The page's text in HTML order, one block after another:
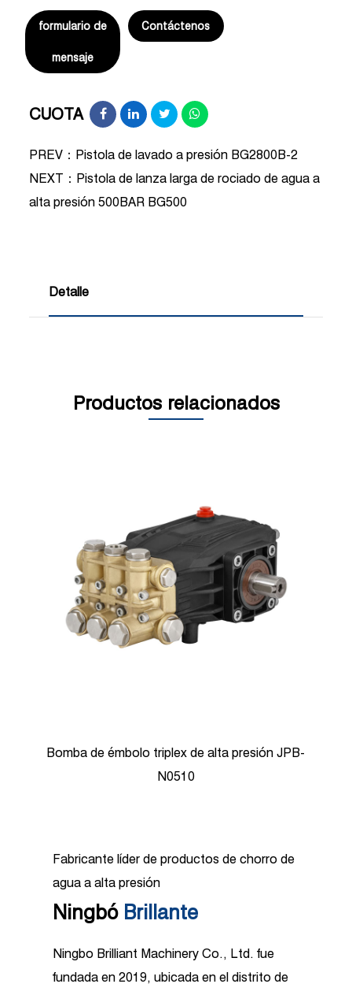
formulario de
mensaje
Contáctenos
CUOTA
PREV：Pistola de lavado a presión BG2800B-2
NEXT： Pistola de lanza larga de rociado de agua a
alta presión 500BAR BG500
Detalle
Productos relacionados
Bombas de émbolo de alta presión JPB-N0818
Fabricante líder de productos de chorro de
agua a alta presión
Ningbó Brillante
Ningbo Brilliant Machinery Co., Ltd. fue
fundada en 2019, ubicada en el distrito de